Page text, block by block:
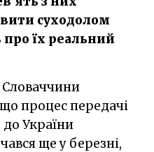
суходолом
їх реальний
процес передачі
України
ще у березні,